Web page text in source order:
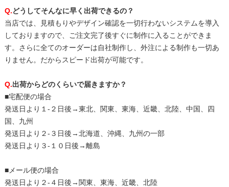
Q. どうしてそんなに早く出荷できるの？
当店では、見積もりやデザイン確認を一切行わないシステムを導入
しておりますので、ご注文完了後すぐに制作に入ることができま
す。さらに全てのオーダーは自社制作し、外注による制作も一切あ
りません。だからスピード出荷が可能です。
Q.出荷からどのくらいで届きますか？
■宅配便の場合
発送日より１-２日後→東北、関東、東海、近畿、北陸、中国、四
国、九州
発送日より２-３日後→北海道、沖縄、九州の一部
発送日より３-１０日後→離島
■メール便の場合
発送日より２-４日後→関東、東海、近畿、北陸